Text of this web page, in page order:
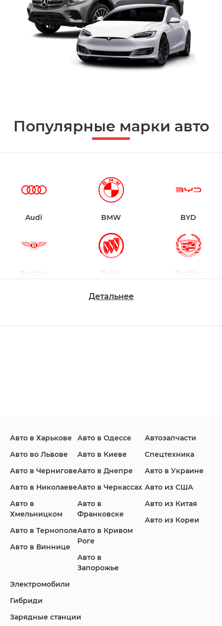
Популярные марки авто
Audi BMW BYD
Bentley Buick Cadillac
Infiniti Jaguar Jeep
Lincoln
Nissan
Детальнее
Авто в Харькове
Авто во Львове
Авто в Чернигове
Авто в Николаеве
Авто в
Хмельницком
Авто в Тернополе
Авто в Виннице
Авто в Одессе
Авто в Киеве
Авто в Днепре
Авто в Черкассах
Авто в
Франковске
Авто в Кривом
Роге
Авто в
Запорожье
Автозапчасти
Спецтехника
Авто в Украине
Авто из США
Авто из Китая
Авто из Кореи
Электромобили
Гибриди
Зарядные станции